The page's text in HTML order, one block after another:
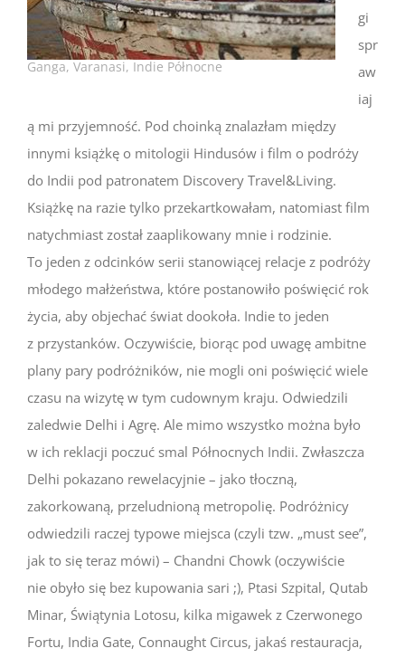
Ganga, Varanasi, Indie Północne
gi
spr
aw
iaj
ą mi przyjemność. Pod choinką znalazłam między
innymi książkę o mitologii Hindusów i film o podróży
do Indii pod patronatem Discovery Travel&Living.
Książkę na razie tylko przekartkowałam, natomiast film
natychmiast został zaaplikowany mnie i rodzinie.
To jeden z odcinków serii stanowiącej relacje z podróży
młodego małżeństwa, które postanowiło poświęcić rok
życia, aby objechać świat dookoła. Indie to jeden
z przystanków. Oczywiście, biorąc pod uwagę ambitne
plany pary podróżników, nie mogli oni poświęcić wiele
czasu na wizytę w tym cudownym kraju. Odwiedzili
zaledwie Delhi i Agrę. Ale mimo wszystko można było
w ich reklacji poczuć smal Północnych Indii. Zwłaszcza
Delhi pokazano rewelacyjnie – jako tłoczną,
zakorkowaną, przeludnioną metropolię. Podróżnicy
odwiedzili raczej typowe miejsca (czyli tzw. „must see”,
jak to się teraz mówi) – Chandni Chowk (oczywiście
nie obyło się bez kupowania sari ;), Ptasi Szpital, Qutab
Minar, Świątynia Lotosu, kilka migawek z Czerwonego
Fortu, India Gate, Connaught Circus, jakaś restauracja,